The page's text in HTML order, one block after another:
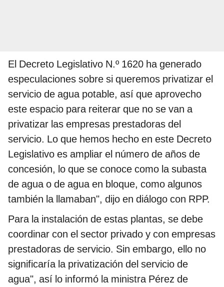
El Decreto Legislativo N.º 1620 ha generado
especulaciones sobre si queremos privatizar el
servicio de agua potable, así que aprovecho
este espacio para reiterar que no se van a
privatizar las empresas prestadoras del
servicio. Lo que hemos hecho en este Decreto
Legislativo es ampliar el número de años de
concesión, lo que se conoce como la subasta
de agua o de agua en bloque, como algunos
también la llamaban", dijo en diálogo con RPP.
Para la instalación de estas plantas, se debe
coordinar con el sector privado y con empresas
prestadoras de servicio. Sin embargo, ello no
significaría la privatización del servicio de
agua", así lo informó la ministra Pérez de